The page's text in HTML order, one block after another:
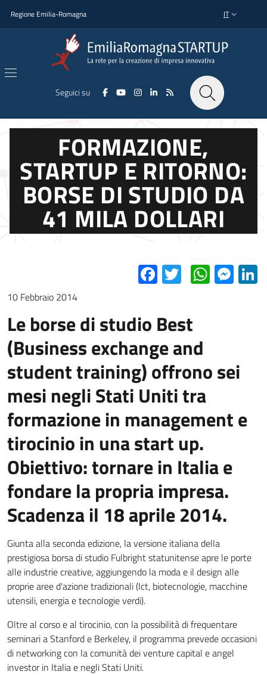
Regione Emilia-Romagna SELETTORE
IT
Seguici su
FORMAZIONE,
STARTUP E RITORNO:
BORSE DI STUDIO DA
41 MILA DOLLARI
Facebook
Twitter
10 Febbraio 2014
Le borse di studio Best
(Business exchange and
student training) offrono sei
mesi negli Stati Uniti tra
formazione in management e
tirocinio in una start up.
Obiettivo: tornare in Italia e
fondare la propria impresa.
Scadenza il 18 aprile 2014.
Giunta alla seconda edizione, la versione italiana della
prestigiosa borsa di studio Fulbright statunitense apre le porte
alle industrie creative, aggiungendo la moda e il design alle
proprie aree d'azione tradizionali (Ict, biotecnologie, macchine
utensili, energia e tecnologie verdi).
Oltre al corso e al tirocinio, con la possibilità di frequentare
seminari a Stanford e Berkeley, il programma prevede occasioni
di networking con la comunità dei venture capital e angel
investor in Italia e negli Stati Uniti.